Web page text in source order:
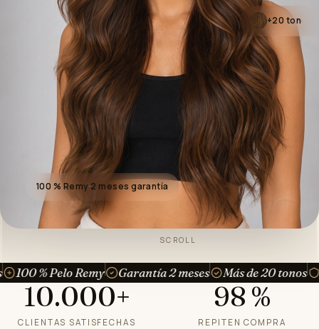
+20
100 % Remy·2 meses garantía
SCROLL
Garantía 2 meses Más de 20 tonos Paga en 3
10.000+
CLIENTAS SATISFECHAS
98 %
REPITEN COMPRA